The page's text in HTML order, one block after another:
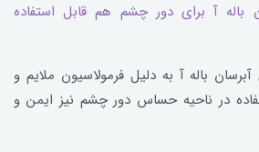
باله آ برای دور چشم هم قابل استفاده
باله آ به دلیل فرمولاسیون ملایم و
در ناحیه حساس دور چشم نیز ایمن و